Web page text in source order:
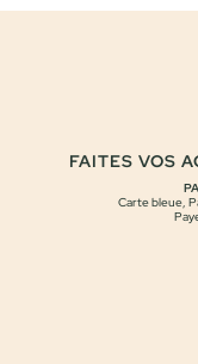
FAITES VOS
Carte bleue,